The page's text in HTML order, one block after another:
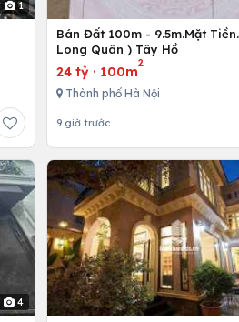
1
Bán Đất 100m - 9.5m.Mặt
Long Quân ) Tây Hồ
24 tỷ · 100m
2
Thành phố Hà Nội
9 giờ trước
4